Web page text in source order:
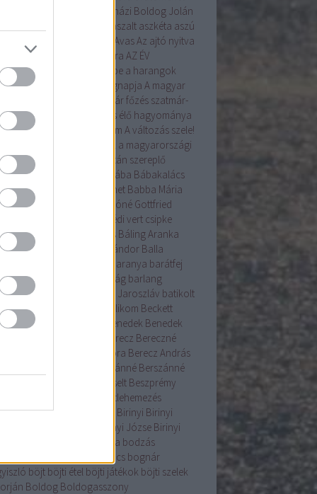
Árpádházi Boldog Jolán
aszalt aszkéta aszú
AvasAz ajtó nyitva
Az Én Újságom az Év madara AZ ÉV
a betakarítás ünnepe a harangok
mennek
a kenyér világnapja A magyar
A szilvalekvár főzés szatmár-
hagyománya
A tojásírás élő hagyománya
A Tudás 6alom A változás szele!
gyökérzettel rendelkeznek a magyarországi
A Világörökség Listán szereplő
helyszínek
bába Bábakalács
Bábtársulat
Babanet Babba Mária
Bakóné Gottfried
balatonendrédi vert csipke
Balázs-járás balázsolás Báling Aranka
Lászlóné
Bálint Sándor Balla
Baranya barátfej
Barbara Barkóság barlang
Bartha Júlia Bastyur Jaroszláv batikolt
Bazsalikom Beckett
beigli Benedek Benedek
Berecz Bereczné
Bereczné Lázár Nóra Berecz András
Berszánné Berszánné
berzselt Beszprémy
betlehemezés
kiállítás
Birinyi Birinyi
Birinyi Józse Birinyi
bodza bodzás
bogáncs bognár
böjt böjti étel böjti játékok böjti szelek
Boldog Boldogasszony